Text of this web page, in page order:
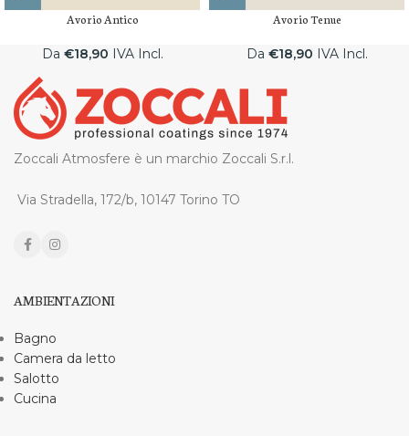
Avorio Antico
Da €18,90 IVA Incl.
Avorio Tenue
Da €18,90 IVA Incl.
Zoccali Atmosfere è un marchio Zoccali S.r.l.
Via Stradella, 172/b, 10147 Torino TO
AMBIENTAZIONI
Bagno
Camera da letto
Salotto
Cucina